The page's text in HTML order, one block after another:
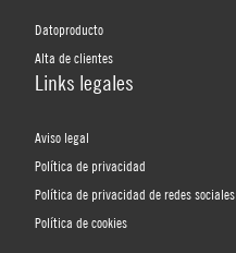
Datoproducto
Alta de clientes
Links legales
Aviso legal
Política de privacidad
Política de privacidad de redes sociales
Política de cookies